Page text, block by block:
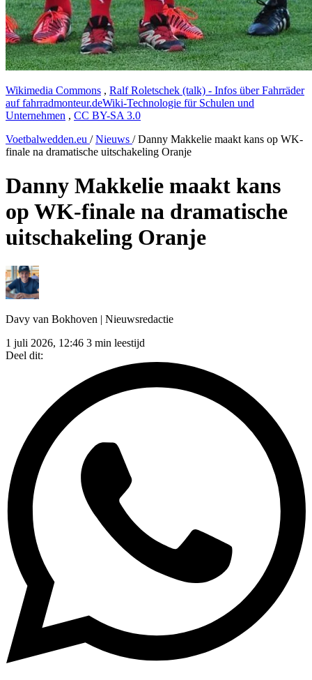
Wikimedia Commons , Ralf Roletschek (talk) - Infos über Fahrräder
auf fahrradmonteur.deWiki-Technologie für Schulen und
Unternehmen , CC BY-SA 3.0
Voetbalwedden.eu / Nieuws / Danny Makkelie maakt kans op WK-
finale na dramatische uitschakeling Oranje
Danny Makkelie maakt kans
op WK-finale na dramatische
uitschakeling Oranje
Davy van Bokhoven | Nieuwsredactie
1 juli 2026, 12:46 3 min leestijd
Deel dit: